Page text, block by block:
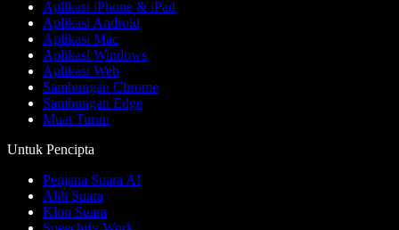
Aplikasi iPhone & iPad
Aplikasi Android
Aplikasi Mac
Aplikasi Windows
Aplikasi Web
Sambungan Chrome
Sambungan Edge
Muat Turun
Untuk Pencipta
Penjana Suara AI
Alih Suara
Klon Suara